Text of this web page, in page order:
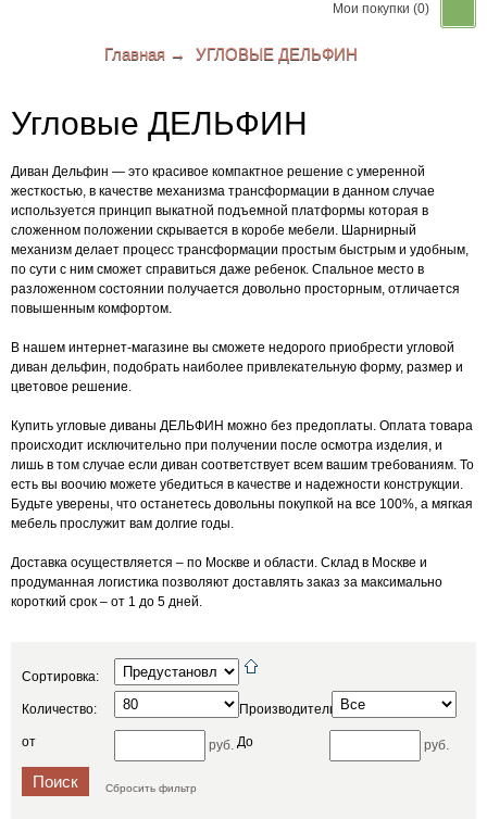
Мои покупки (0)
Ваша корзина пуста
Главная → УГЛОВЫЕ ДЕЛЬФИН
Угловые ДЕЛЬФИН
Диван Дельфин — это красивое компактное решение с умеренной
жесткостью, в качестве механизма трансформации в данном случае
используется принцип выкатной подъемной платформы которая в
сложенном положении скрывается в коробе мебели. Шарнирный
механизм делает процесс трансформации простым быстрым и удобным,
по сути с ним сможет справиться даже ребенок. Спальное место в
разложенном состоянии получается довольно просторным, отличается
повышенным комфортом.
В нашем интернет-магазине вы сможете недорого приобрести угловой
диван дельфин, подобрать наиболее привлекательную форму, размер и
цветовое решение.
Купить угловые диваны ДЕЛЬФИН можно без предоплаты. Оплата товара
происходит исключительно при получении после осмотра изделия, и
лишь в том случае если диван соответствует всем вашим требованиям. То
есть вы воочию можете убедиться в качестве и надежности конструкции.
Будьте уверены, что останетесь довольны покупкой на все 100%, а мягкая
мебель прослужит вам долгие годы.
Доставка осуществляется – по Москве и области. Склад в Москве и
продуманная логистика позволяют доставлять заказ за максимально
короткий срок – от 1 до 5 дней.
Сортировка:
Количество: Производитель:
от руб. До руб.
Сбросить фильтр